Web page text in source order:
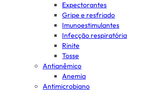
Expectorantes
Gripe e resfriado
Imunoestimulantes
Infecção respiratória
Rinite
Tosse
Antianêmico
Anemia
Antimicrobiano